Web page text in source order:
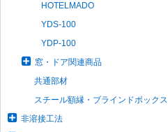
HOTELMADO
YDS-100
YDP-100
窓・ドア関連商品
共通部材
スチール額縁・ブラインドボックス
非溶接工法